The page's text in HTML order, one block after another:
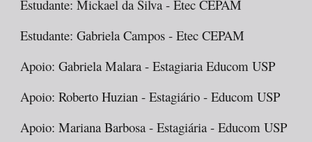
Estudante:Mickael da Silva -Etec CEPAM
Estudante: Gabriela Campos -Etec CEPAM
Apoio: Gabriela Malara - Estagiaria Educom USP
Apoio: Roberto Huzian - Estagiário - Educom USP
Apoio:Mariana Barbosa - Estagiária - Educom USP